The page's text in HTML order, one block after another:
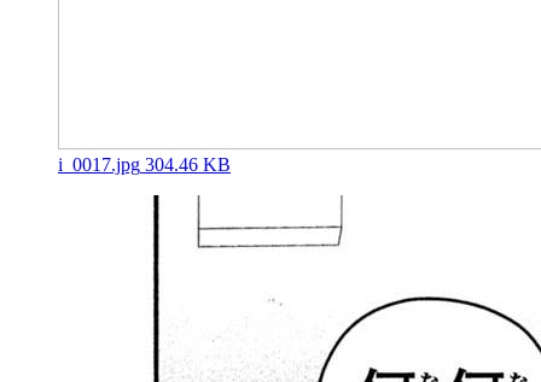
i_0017.jpg 304.46 KB